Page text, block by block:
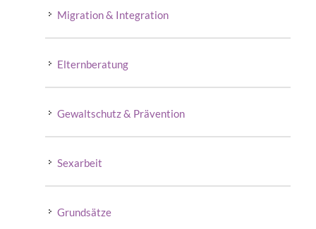
Migration & Integration
Elternberatung
Gewaltschutz & Prävention
Sexarbeit
Grundsätze